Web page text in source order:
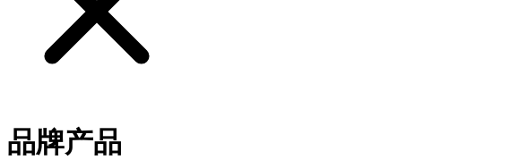
品牌产品